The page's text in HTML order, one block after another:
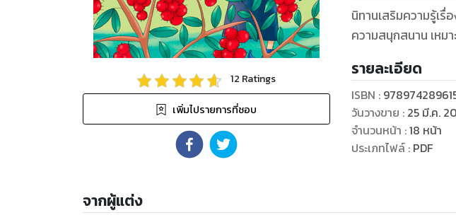
12 Ratings
เพิ่มไปรายการที่ชอบ
นิทานเสริมความรู้เรื่
ความสนุกสนาน เหม
รายละเอียด
ISBN :
วันวางขาย : 25 มี.ค.
จำนวนหน้า :18 หน้า
ประเภทไฟล์: PDF
จากผู้แต่ง